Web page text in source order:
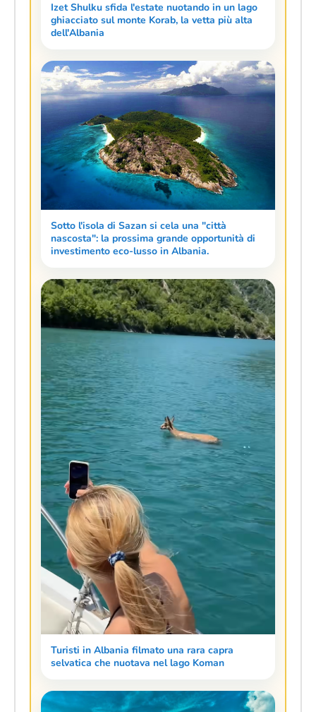
Izet Shulku sfida l'estate nuotando in un lago
ghiacciato sul monte Korab, la vetta più alta
dell'Albania
Sotto l'isola di Sazan si cela una "città
nascosta": la prossima grande opportunità di
investimento eco-lusso in Albania.
Turisti in Albania filmato una rara capra
selvatica che nuotava nel lago Koman